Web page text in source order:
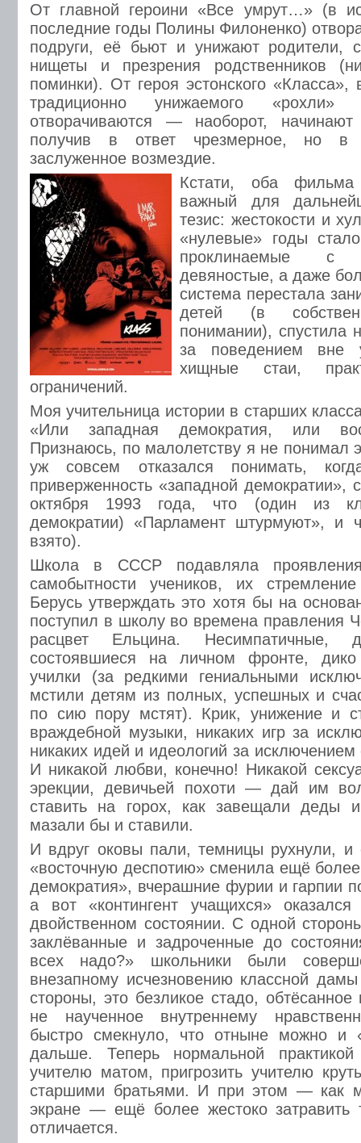
От главной героини «Все умрут…» (в
последние годы Полины Филоненко)
подруги, её бьют и унижают родители,
нищеты и презрения родственников
поминки). От героя эстонского «Класса»,
традиционно унижаемого
отворачиваются — наоборот, начинают
получив в ответ чрезмерное, но в
заслуженное возмездие.
Кстати, оба фильма
важный для
тезис: жестокости и
«нулевые» годы
проклинаемые с
девяностые, а даже
система перестала
детей (в
понимании), спустила
за поведением вне
хищные стаи,
ограничений.
Моя учительница истории в старших
«Или западная демократия, или
Признаюсь, по малолетству я не понимал
уж совсем отказался понимать,
приверженность «западной демократии»,
октября 1993 года, что (один из
демократии) «Парламент штурмуют», и
взято).
Школа в СССР подавляла проявления
самобытности учеников, их
Берусь утверждать это хотя бы на
поступил в школу во времена правления
расцвет Ельцина. Несимпатичные,
состоявшиеся на личном фронте, дико
училки (за редкими гениальными
мстили детям из полных, успешных и
по сию пору мстят). Крик, унижение и
враждебной музыки, никаких игр за
никаких идей и идеологий за
И никакой любви, конечно! Никакой
эрекции, девичьей похоти — дай им
ставить на горох, как завещали деды
мазали бы и ставили.
И вдруг оковы пали, темницы рухнули,
«восточную деспотию» сменила ещё
демократия», вчерашние фурии и гарпии
а вот «контингент учащихся»
двойственном состоянии. С одной
заклёванные и задроченные до
всех надо?» школьники были
внезапному исчезновению классной
стороны, это безликое стадо,
не наученное внутреннему
быстро смекнуло, что отныне можно
дальше. Теперь нормальной практикой
учителю матом, пригрозить учителю
старшими братьями. И при этом — как
экране — ещё более жестоко затравить
отличается.